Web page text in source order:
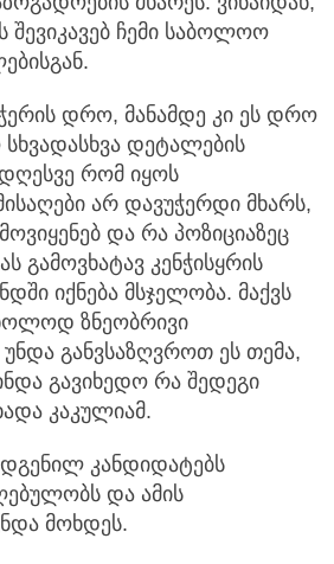
შევიკავებ ჩემი საბოლოო
დრო, მანამდე კი ეს დრო
სხვადასხვა დეტალების
რომ იყოს
არ დავუჭერდი მხარს,
და რა პოზიციაზეც
გამოვხატავ კენჭისყრის
იქნება მსჯელობა. მაქვს
ზნეობრივი
განვსაზღვროთ ეს თემა,
გავიხედო რა შედეგი
კაკულიამ.
კანდიდატებს
და ამის
მოხდეს.